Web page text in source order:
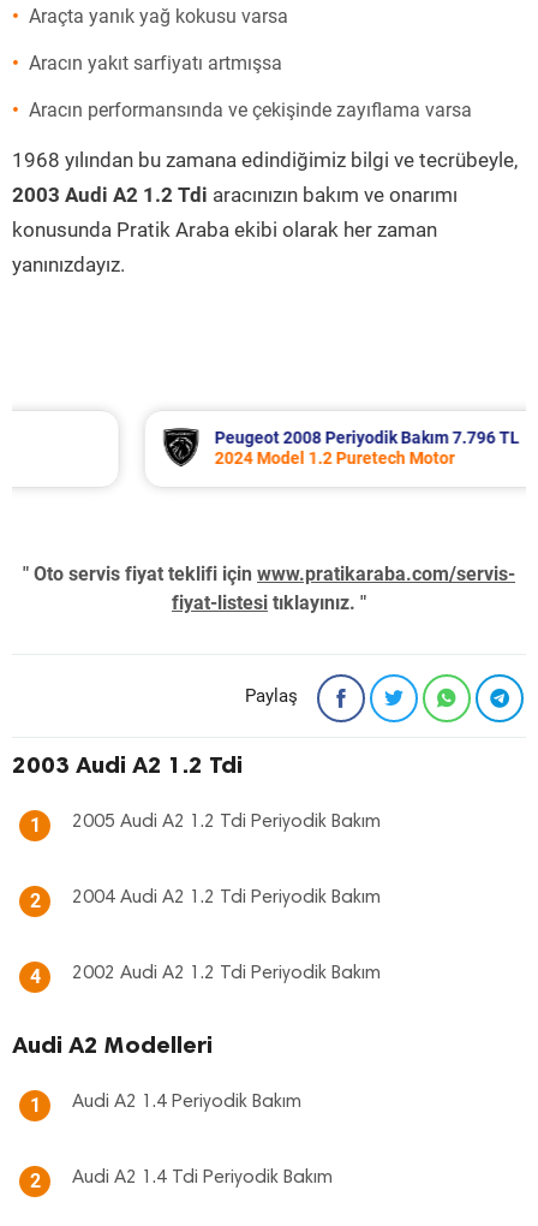
Araçta yanık yağ kokusu varsa
Aracın yakıt sarfiyatı artmışsa
Aracın performansında ve çekişinde zayıflama varsa
1968 yılından bu zamana edindiğimiz bilgi ve tecrübeyle,
2003 Audi A2 1.2 Tdi aracınızın bakım ve onarımı
konusunda Pratik Araba ekibi olarak her zaman
yanınızdayız.
Peugeot 2008 Periyodik Bakım 7.796 TL
2024 Model 1.2 Puretech Motor
" Oto servis fiyat teklifi için www.pratikaraba.com/servis-
fiyat-listesi tıklayınız. "
Paylaş
2003 Audi A2 1.2 Tdi
1 2005 Audi A2 1.2 Tdi Periyodik Bakım
2 2004 Audi A2 1.2 Tdi Periyodik Bakım
4 2002 Audi A2 1.2 Tdi Periyodik Bakım
Audi A2 Modelleri
1 Audi A2 1.4 Periyodik Bakım
2 Audi A2 1.4 Tdi Periyodik Bakım